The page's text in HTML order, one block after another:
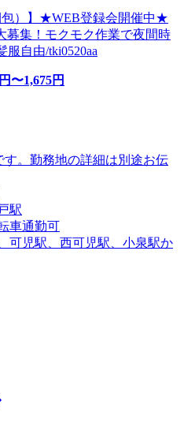
包）】★WEB登録会開催中★
募集！モクモク作業で夜間時
自由/tki0520aa
円〜1,675円
。勤務地の詳細は別途お伝
駅
車通勤可
可児駅、西可児駅、小泉駅か